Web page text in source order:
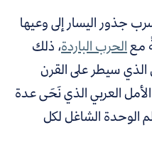
جذور اليسار إلى وعيها
معالحرب الباردة، ذلك
سيطر على القرن
العربي الذي نَحَى عدة
الوحدة الشاغل لكل